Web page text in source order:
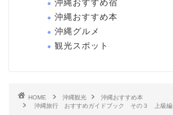
沖縄おすすめ宿
沖縄おすすめ本
沖縄グルメ
観光スポット
HOME 沖縄観光
沖縄おすすめ本
沖縄旅行 おすすめガイドブック その３ 上級編